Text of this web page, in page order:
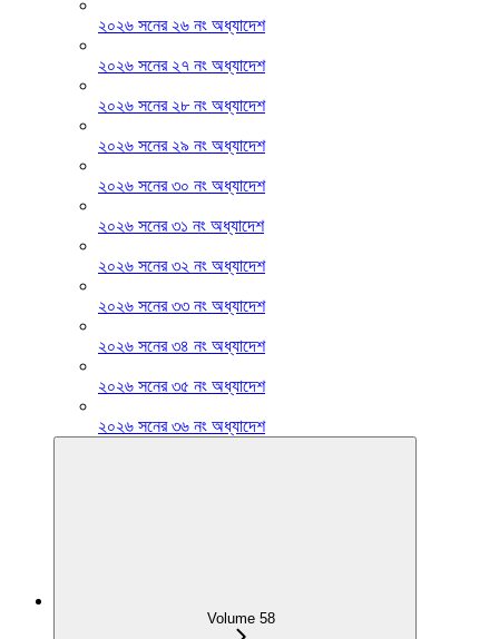
২০২৬ সনের ২৬ নং অধ্যাদেশ
২০২৬ সনের ২৭ নং অধ্যাদেশ
২০২৬ সনের ২৮ নং অধ্যাদেশ
২০২৬ সনের ২৯ নং অধ্যাদেশ
২০২৬ সনের ৩০ নং অধ্যাদেশ
২০২৬ সনের ৩১ নং অধ্যাদেশ
২০২৬ সনের ৩২ নং অধ্যাদেশ
২০২৬ সনের ৩৩ নং অধ্যাদেশ
২০২৬ সনের ৩৪ নং অধ্যাদেশ
২০২৬ সনের ৩৫ নং অধ্যাদেশ
২০২৬ সনের ৩৬ নং অধ্যাদেশ
Volume 58